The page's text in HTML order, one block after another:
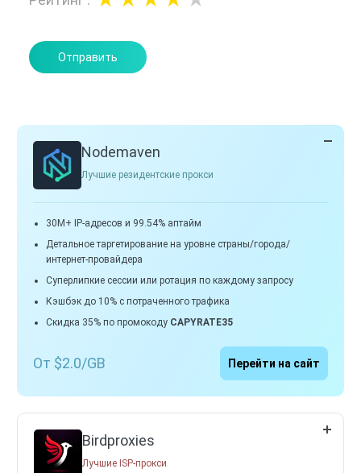
Отправить
Nodemaven
Лучшие резидентские прокси
30M+ IP-адресов и 99.54% аптайм
Детальное таргетирование на уровне страны/города/
интернет-провайдера
Суперлипкие сессии или ротация по каждому запросу
Кэшбэк до 10% с потраченного трафика
Скидка 35% по промокоду CAPYRATE35
От $2.0/GB Перейти на сайт
Birdproxies
Лучшие ISP-прокси